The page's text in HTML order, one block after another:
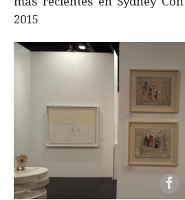
2015